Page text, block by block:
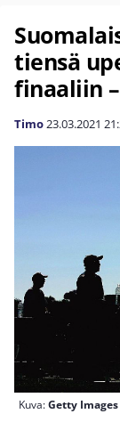
tiensä
finaaliin
Timo23.03.2021
Kuva:Getty Images